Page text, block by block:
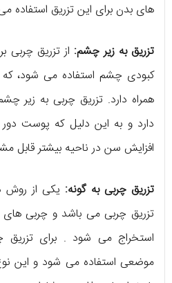
های بدن برای این تزریق استفاده
تزریق به زیر چشم: از تزریق چربی
کبودی چشم استفاده می شود، که
همراه دارد. تزریق چربی به زیر
دارد و به این دلیل که پوست
افزایش سن در ناحیه بیشتر قابل
تزریق چربی به گونه: یکی از
تزریق چربی می باشد و چربی های
استخراج می شود . برای
موضعی استفاده می شود و این